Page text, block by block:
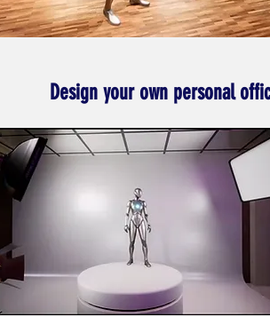
Design your own personal